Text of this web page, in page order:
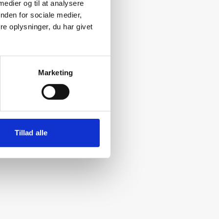
og til at analysere
for sociale medier,
oplysninger, du har givet
Marketing
Tillad alle